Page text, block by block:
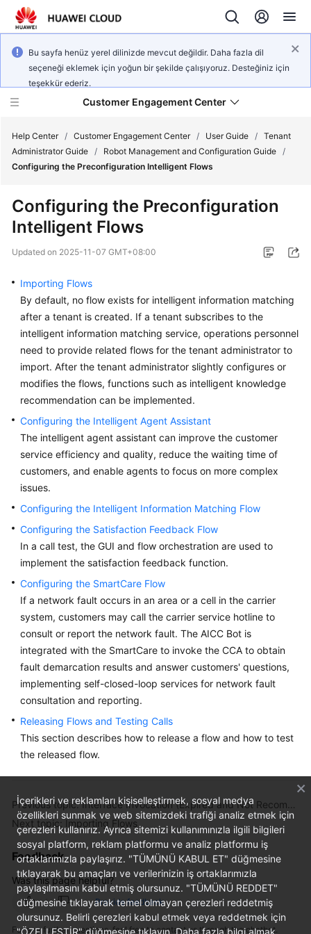
Bu sayfa henüz yerel dilinizde mevcut değildir. Daha fazla dil
seçeneği eklemek için yoğun bir şekilde çalışıyoruz. Desteğiniz için
teşekkür ederiz.
Customer Engagement Center
Getting
Guide
Price
Details
Developer
Guide
API
Reference
General
Glossary
Shared
Responsibilities
Service
Level
Agreement
White
Endpoints
Permissions
Help Center / Customer Engagement Center / User Guide / Tenant
Administrator Guide / Robot Management and Configuration Guide /
Configuring the Preconfiguration Intelligent Flows
Configuring the Preconfiguration
Intelligent Flows
Updated on 2025-11-07 GMT+08:00
Importing Flows
By default, no flow exists for intelligent information matching
after a tenant is created. If a tenant subscribes to the
intelligent information matching service, operations personnel
need to provide related flows for the tenant administrator to
import. After the tenant administrator slightly configures or
modifies the flows, functions such as intelligent knowledge
recommendation can be implemented.
Configuring the Intelligent Agent Assistant
The intelligent agent assistant can improve the customer
service efficiency and quality, reduce the waiting time of
customers, and enable agents to focus on more complex
issues.
Configuring the Intelligent Information Matching Flow
Configuring the Satisfaction Feedback Flow
In a call test, the GUI and flow orchestration are used to
implement the satisfaction feedback function.
Configuring the SmartCare Flow
If a network fault occurs in an area or a cell in the carrier
system, customers may call the carrier service hotline to
consult or report the network fault. The AICC Bot is
integrated with the SmartCare to invoke the CCA to obtain
fault demarcation results and answer customers' questions,
implementing self-closed-loop services for network fault
consultation and reporting.
Releasing Flows and Testing Calls
This section describes how to release a flow and how to test
the released flow.
Next topic: Importing Flows
Feedback
Was this page helpful?
Provide feedback
For any further questions, feel free to contact us through the chatbot.
İçerikleri ve reklamları kişiselleştirmek, sosyal medya
özellikleri sunmak ve web sitemizdeki trafiği analiz etmek için
çerezleri kullanırız. Ayrıca sitemizi kullanımınızla ilgili bilgileri
sosyal platform, reklam platformu ve analiz platformu iş
ortaklarımızla paylaşırız. "TÜMÜNÜ KABUL ET" düğmesine
tıklayarak bu amaçları ve verilerinizin iş ortaklarımızla
paylaşılmasını kabul etmiş olursunuz. "TÜMÜNÜ REDDET"
düğmesine tıklayarak temel olmayan çerezleri reddetmiş
olursunuz. Belirli çerezleri kabul etmek veya reddetmek için
"ÖZELLEŞTİR" düğmesine tıklayın. Daha fazla bilgi almak